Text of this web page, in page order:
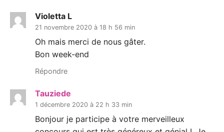
Violetta L
21 novembre 2020 à 18 h 56 min
Oh mais merci de nous gâter.
Bon week-end
Répondre
Tauziede
1 décembre 2020 à 22 h 33 min
Bonjour je participe à votre merveilleux